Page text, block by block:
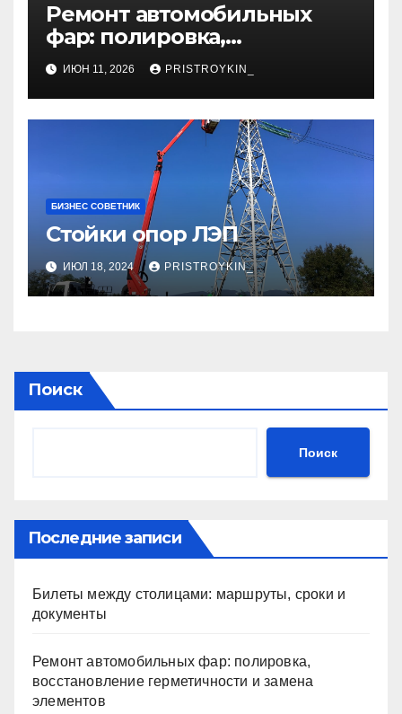
Ремонт автомобильных
фар: полировка,
восстановление
герметичности и замена
элементов
ИЮН 11, 2026 PRISTROYKIN_
БИЗНЕС СОВЕТНИК
Стойки опор ЛЭП
ИЮЛ 18, 2024 PRISTROYKIN_
Поиск
Поиск
Последние записи
Билеты между столицами: маршруты, сроки и
документы
Ремонт автомобильных фар: полировка,
восстановление герметичности и замена
элементов